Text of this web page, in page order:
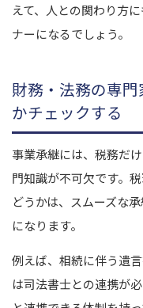
えて、人との関わり方
ナーになるでしょう。
財務・法務の専
かチェックする
事業承継には、税務だ
門知識が不可欠です。
どうかは、スムーズな
になります。
例えば、相続に伴う遺
は司法書士との連携が必